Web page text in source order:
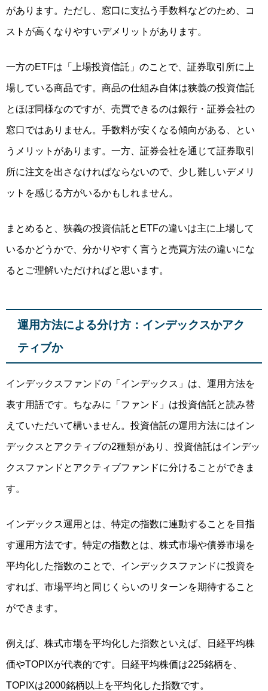
があります。ただし、窓口に支払う手数料などのため、 コ
ストが高くなりやすいデメリット があります。
一方のETFは「 上場投資信託 」のことで、 証券取引所に上
場している商品です。商品の仕組み自体は狭義の投資信託
とほぼ同様なのですが、売買できるのは銀行・証券会社の
窓口ではありません。 手数料が安くなる傾向がある、とい
うメリット があります。一方、証券会社を通じて証券取引
所に注文を出さなければならないので、 少し難しいデメリ
ット を感じる方がいるかもしれません。
まとめると、狭義の投資信託とETFの違いは主に上場して
いるかどうかで、分かりやすく言うと売買方法の違いにな
るとご理解いただければと思います。
運用方法による分け方：インデックスかアク
ティブか
インデックスファンドの「インデックス」は、運用方法を
表す用語です。ちなみに「ファンド」は投資信託と読み替
えていただいて構いません。投資信託の運用方法にはイン
デックスとアクティブの2種類があり、 投資信託はインデッ
クスファンドとアクティブファンドに分けることができま
す
インデックス運用とは、特定の指数に連動することを目指
す運用方法です。特定の指数とは、株式市場や債券市場を
平均化した指数のことで、インデックスファンドに投資を
すれば、 市場平均と同じくらいのリターンを期待すること
ができます。
例えば、株式市場を平均化した指数といえば、日経平均株
価やTOPIXが代表的です。日経平均株価は225銘柄を、
TOPIXは2000銘柄以上を平均化した指数です。